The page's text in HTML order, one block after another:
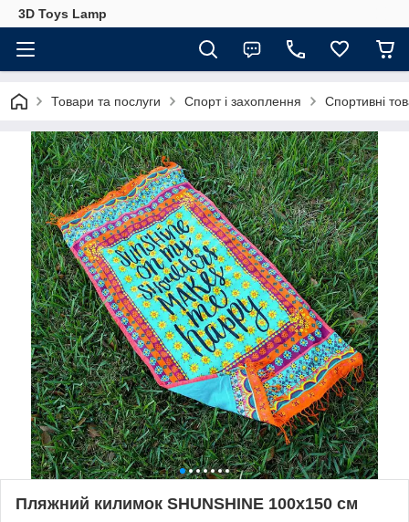
3D Toys Lamp
Товари та послуги Спорт і захоплення Спортивні
Пляжний килимок SHUNSHINE 100х150 см